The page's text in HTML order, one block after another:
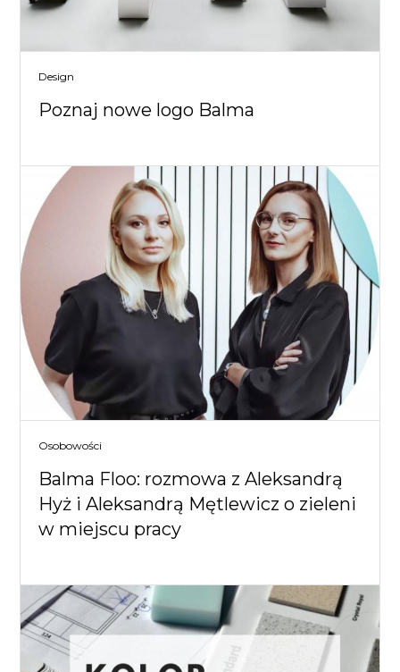
Design
Poznaj nowe logo Balma
Osobowości
Balma Floo: rozmowa z Aleksandrą
Hyż i Aleksandrą Mętlewicz o zieleni
w miejscu pracy